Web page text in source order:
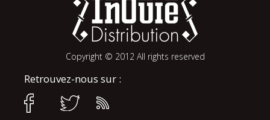
Copyright © 2012 All rights reserved
Retrouvez-nous sur :